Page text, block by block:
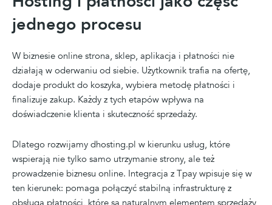
jednego procesu
W biznesie online strona, sklep, aplikacja i płatności nie
działają w oderwaniu od siebie. Użytkownik trafia na ofertę,
dodaje produkt do koszyka, wybiera metodę płatności i
finalizuje zakup. Każdy z tych etapów wpływa na
doświadczenie klienta i skuteczność sprzedaży.
Dlatego rozwijamy dhosting.pl w kierunku usług, które
wspierają nie tylko samo utrzymanie strony, ale też
prowadzenie biznesu online. Integracja z Tpay wpisuje się w
ten kierunek: pomaga połączyć stabilną infrastrukturę z
obsługą płatności, które są naturalnym elementem sprzedaży